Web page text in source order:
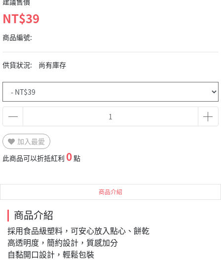
NT$39
商品編號:
供貨狀況: 尚有庫存
加入最愛
此商品可以折抵紅利 0點
商品介紹
商品介紹
採用食品級塑料，可安心放入點心、餅乾
高透明度，簡約設計，質感加分
自黏開口設計，輕鬆包裝